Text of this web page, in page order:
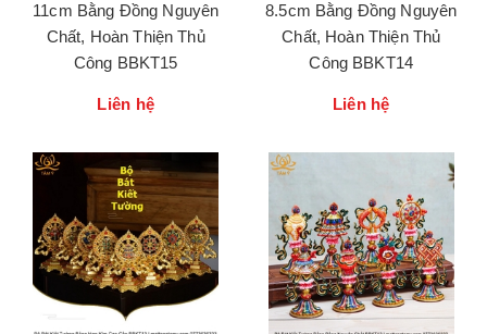
11cm Bằng Đồng Nguyên
Chất, Hoàn Thiện Thủ
Công BBKT15
Liên hệ
8.5cm Bằng Đồng Nguyên
Chất, Hoàn Thiện Thủ
Công BBKT14
Liên hệ